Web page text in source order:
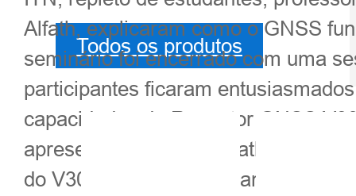
Todos os produtos
Alfath, explicaram como o GNSS
seminário foi encerrado com uma
participantes ficaram
capacidades do Receptor GNSS
apresentada pelo Sr. Alfath. Todos
do V30 Plus. Eles testaram o V30